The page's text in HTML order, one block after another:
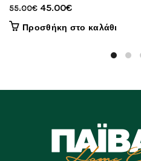
55.00€ Original
price
45.00€Η
τρέχουσα
Προσθήκη στο καλάθι